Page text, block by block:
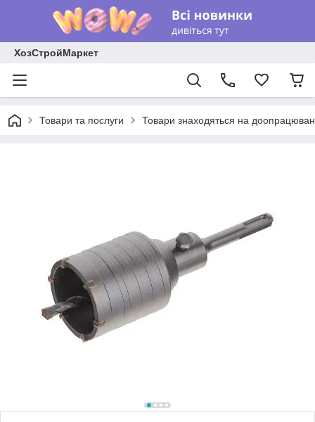
ХозСтройМаркет
Товари та послуги Товари знаходяться на